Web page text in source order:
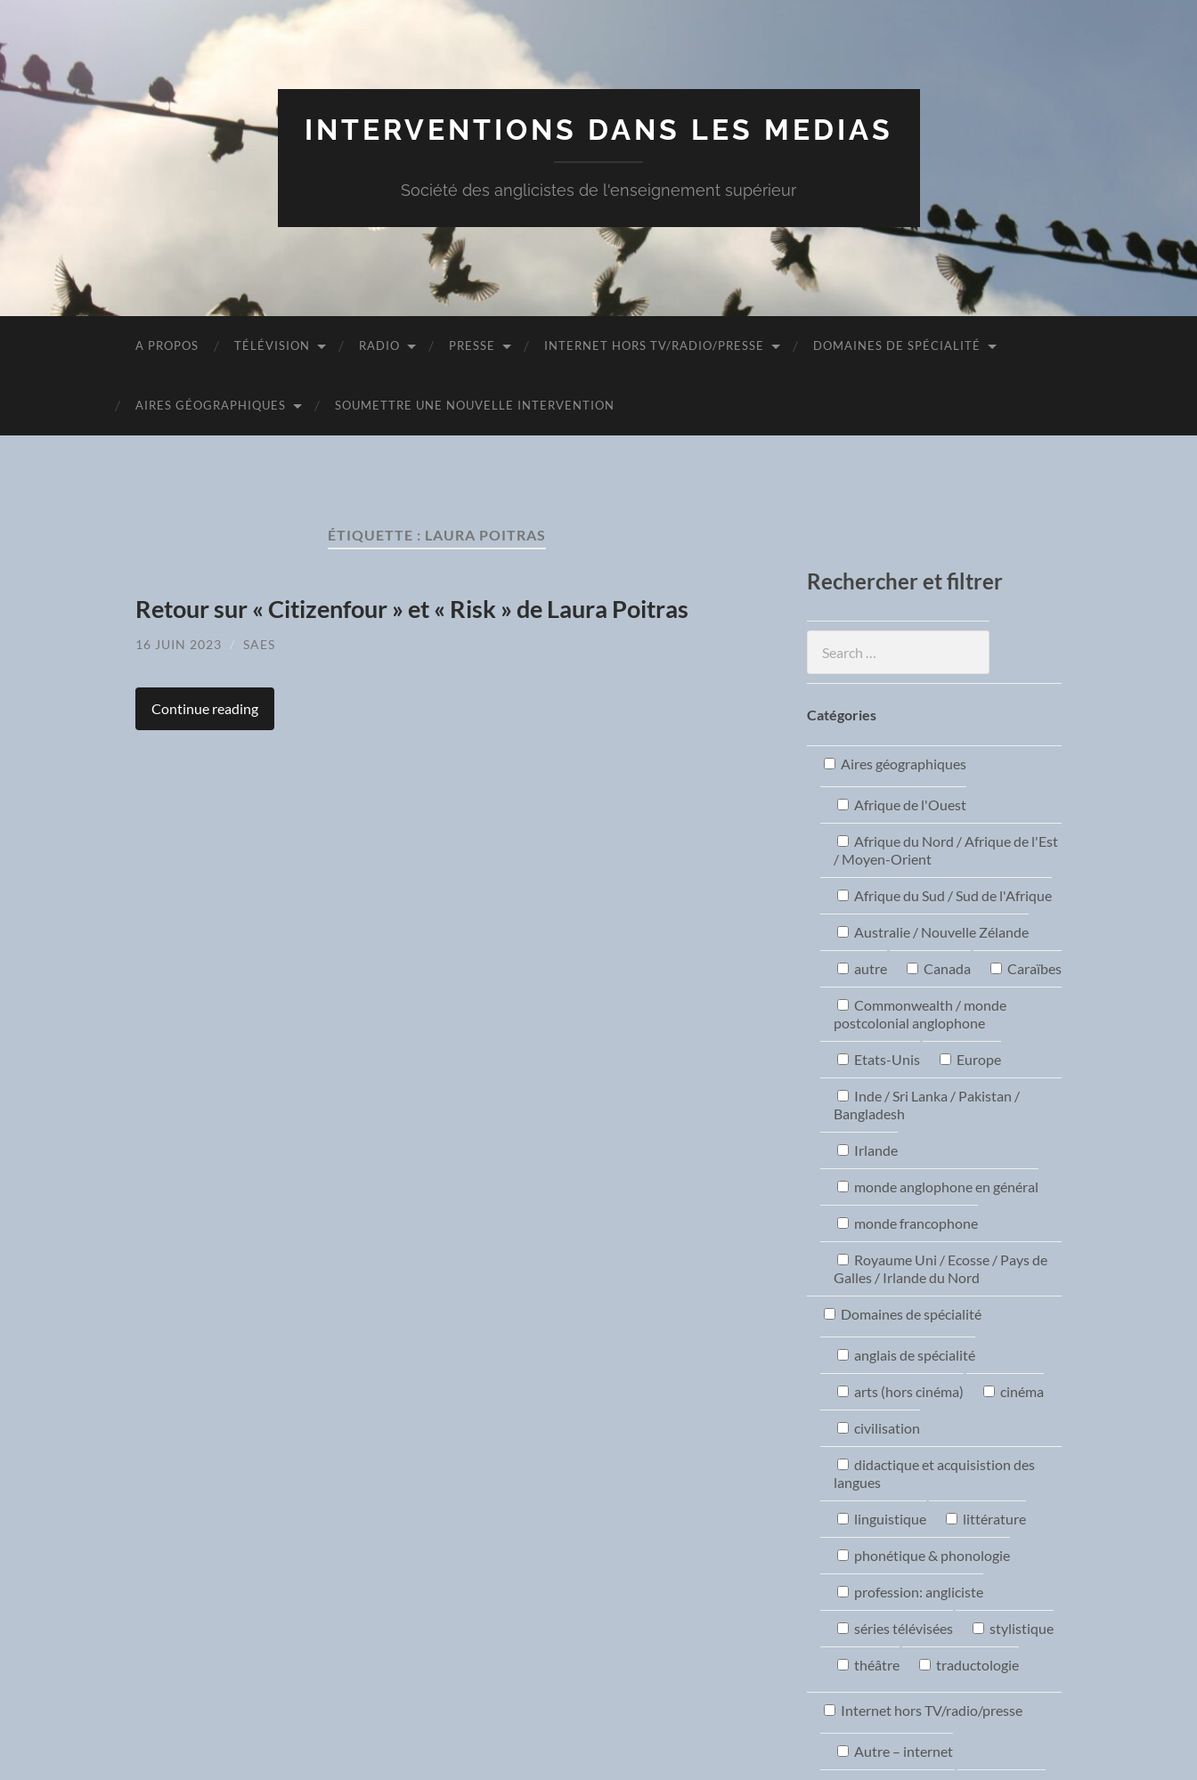
INTERVENTIONS DANS LES MEDIAS
Société des anglicistes de l'enseignement supérieur
A PROPOS TÉLÉVISION RADIO PRESSE INTERNET HORS TV/RADIO/PRESSE DOMAINES DE SPÉCIALITÉ
AIRES GÉOGRAPHIQUES SOUMETTRE UNE NOUVELLE INTERVENTION
ÉTIQUETTE : LAURA POITRAS
Retour sur « Citizenfour » et « Risk » de Laura Poitras
16 JUIN 2023 / SAES
Continue reading
Rechercher et filtrer
Catégories
Aires géographiques
Afrique de l'Ouest
Afrique du Nord / Afrique de l'Est
/ Moyen-Orient
Afrique du Sud / Sud de l'Afrique
Australie / Nouvelle Zélande
autre Canada Caraïbes
Commonwealth / monde
postcolonial anglophone
Etats-Unis Europe
Inde / Sri Lanka / Pakistan /
Bangladesh
Irlande
monde anglophone en général
monde francophone
Royaume Uni / Ecosse / Pays de
Galles / Irlande du Nord
Domaines de spécialité
anglais de spécialité
arts (hors cinéma) cinéma
civilisation
didactique et acquisistion des
langues
linguistique littérature
phonétique & phonologie
profession: angliciste
séries télévisées stylistique
théâtre traductologie
Internet hors TV/radio/presse
Autre – internet